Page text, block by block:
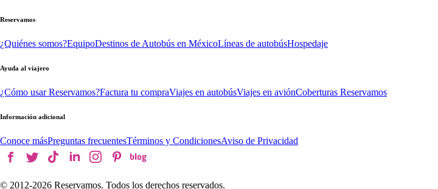
Reservamos
¿Quiénes somos?EquipoDestinos de Autobús en MéxicoLíneas de autobúsHospedaje
Ayuda al viajero
¿Cómo usar Reservamos?Factura tu compraViajes en autobúsViajes en aviónCoberturas Reservamos
Información adicional
Conoce másPreguntas frecuentesTérminos y CondicionesAviso de Privacidad
© 2012-2026 Reservamos. Todos los derechos reservados.